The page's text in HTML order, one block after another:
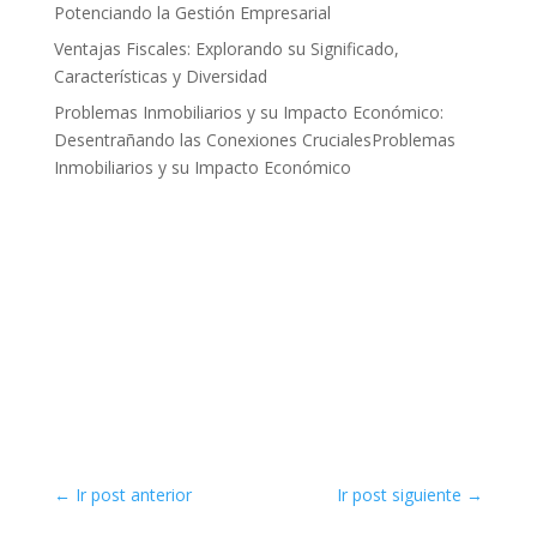
Potenciando la Gestión Empresarial
Ventajas Fiscales: Explorando su Significado,
Características y Diversidad
Problemas Inmobiliarios y su Impacto Económico:
Desentrañando las Conexiones CrucialesProblemas
Inmobiliarios y su Impacto Económico
← Ir post anterior Ir post siguiente →